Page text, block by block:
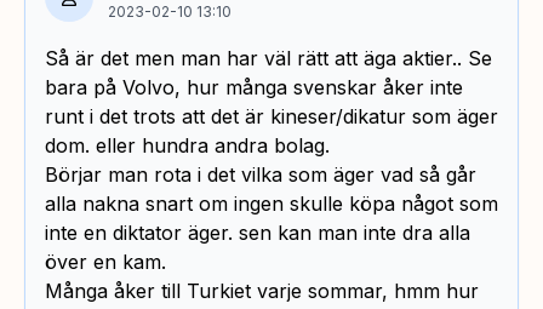
2023-02-10 13:10
Så är det men man har väl rätt att äga aktier.. Se
bara på Volvo, hur många svenskar åker inte
runt i det trots att det är kineser/dikatur som äger
dom. eller hundra andra bolag.
Börjar man rota i det vilka som äger vad så går
alla nakna snart om ingen skulle köpa något som
inte en diktator äger. sen kan man inte dra alla
över en kam.
Många åker till Turkiet varje sommar, hmm hur